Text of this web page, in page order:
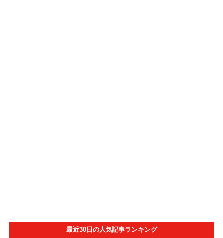
最近30日の人気記事ランキング